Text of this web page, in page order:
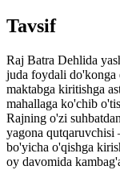
Tavsif
Raj Batra Dehlida
juda foydali
maktabga kiritishga
mahallaga ko'chib
Rajning o'zi
yagona
bo'yicha o'qishga
oy davomida